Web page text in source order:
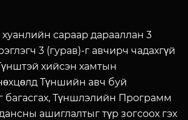
хуанлийн сараар дарааллан 3
3 (гурав)-г авчирч чадахгүй
хийсэн хамтын
Түншийн авч буй
багасгах, Түншлэлийн Программ
ашиглалтыг түр зогсоох гэх